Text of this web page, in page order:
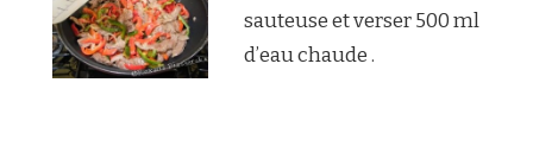
sauteuse et verser 500 ml
d’eau chaude .